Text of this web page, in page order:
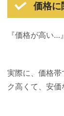
価格に
『価格が高い…
実際に、価格
ク高くて、安価